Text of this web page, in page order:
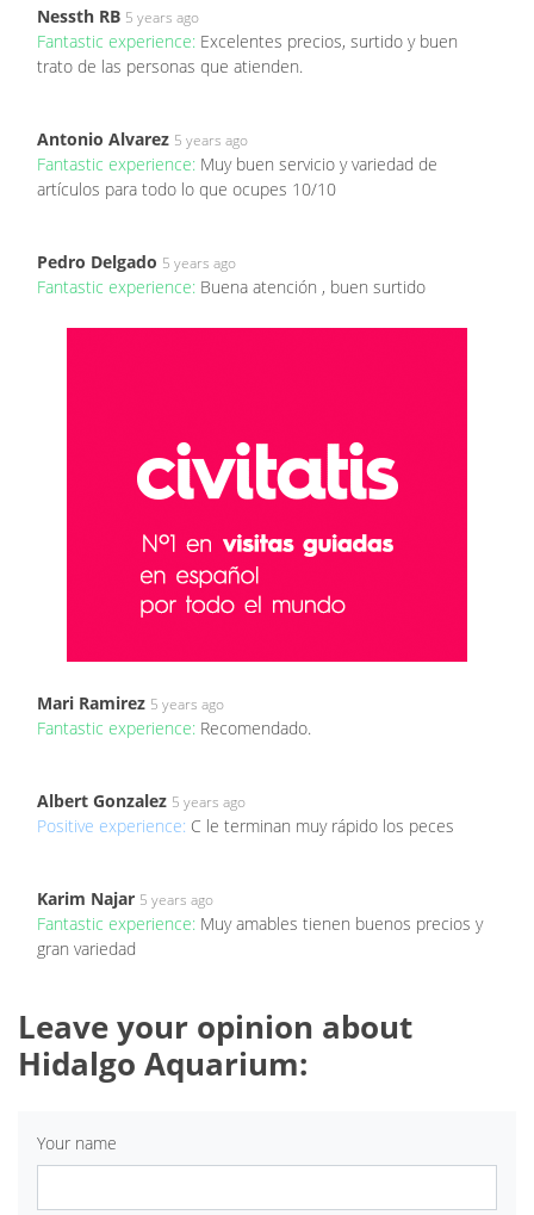
Nessth RB 5 years ago
Fantastic experience: Excelentes precios, surtido y buen
trato de las personas que atienden.
Antonio Alvarez 5 years ago
Fantastic experience: Muy buen servicio y variedad de
artículos para todo lo que ocupes 10/10
Pedro Delgado 5 years ago
Fantastic experience: Buena atención , buen surtido
Mari Ramirez 5 years ago
Fantastic experience: Recomendado.
Albert Gonzalez 5 years ago
Positive experience: C le terminan muy rápido los peces
Karim Najar 5 years ago
Fantastic experience: Muy amables tienen buenos precios y
gran variedad
Leave your opinion about
Hidalgo Aquarium:
Your name